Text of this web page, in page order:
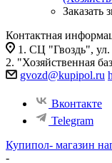
Заказать
Контактная
1. СЦ "Гвоздь", ул.
2. "Хозяйственная
gvozd@kupipol.ru
Вконтакте
Telegram
Купипол- магазин
-